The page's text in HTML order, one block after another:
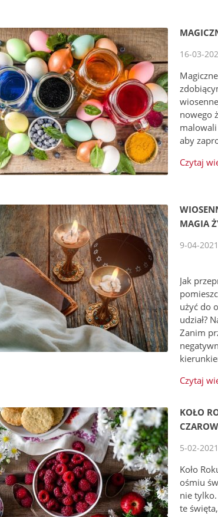
16-03-
nowego
aby
Czytaj
MAGIA
9-04-2021
Jak
użyć do
udział?
Zanim
Czytaj
KOŁO
5-02-2021
Koło
ośmiu
nie
te